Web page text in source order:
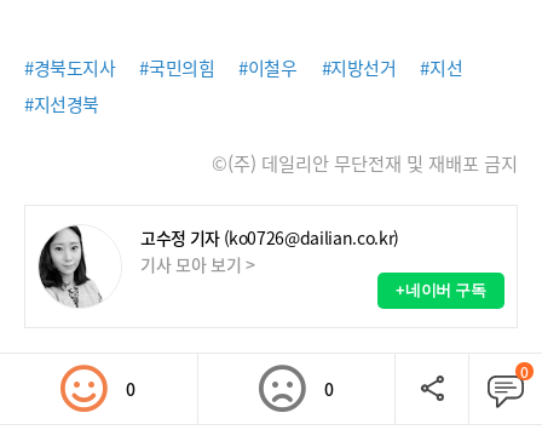
#경북도지사 #국민의힘 #이철우 #지방선거
#지선
#지선경북
©(주) 데일리안 무단전재 및 재배포 금지
고수정 기자 (ko0726@dailian.co.kr)
기사 모아 보기 >
+네이버 구독
0 0
0